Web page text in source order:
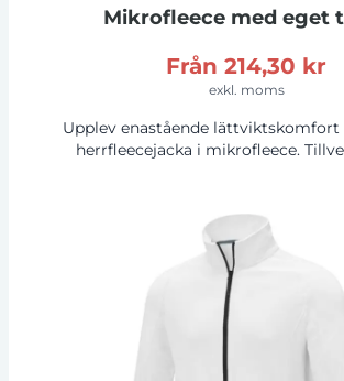
Mikrofleecemed eget
Från 214,30 kr
exkl. moms
Upplev enastående lättviktskomfort
herrfleecejacka i mikrofleece.
en modern känsla, inkluderar den
kontrastdragkedjan och tagglös
vare tearaway-etiketten.
erbjuds med framfickorna med
Anpassningsbara
en personlig touch. Denna jacka
funktionalitet med en elegant stil
oumbärligt plagg. Finns i 7 olika